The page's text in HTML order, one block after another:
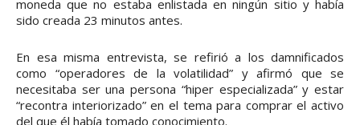
moneda que no estaba enlistada en ningún sitio y había
sido creada 23 minutos antes.
En esa misma entrevista, se refirió a los damnificados
como “operadores de la volatilidad” y afirmó que se
necesitaba ser una persona “hiper especializada” y estar
“recontra interiorizado” en el tema para comprar el activo
del que él había tomado conocimiento.